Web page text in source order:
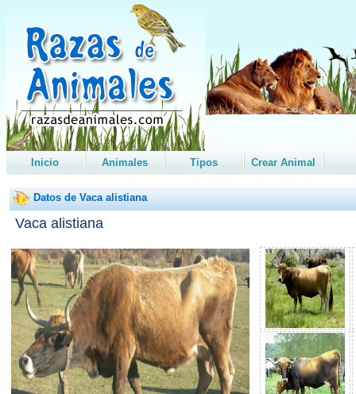
Inicio Animales Tipos Crear Animal
Datos de Vaca alistiana
Vaca alistiana